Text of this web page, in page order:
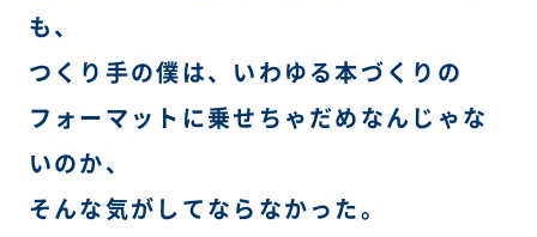
も、
つくり手の僕は、いわゆる本づくりの
フォーマットに乗せちゃだめなんじゃな
いのか、
そんな気がしてならなかった。